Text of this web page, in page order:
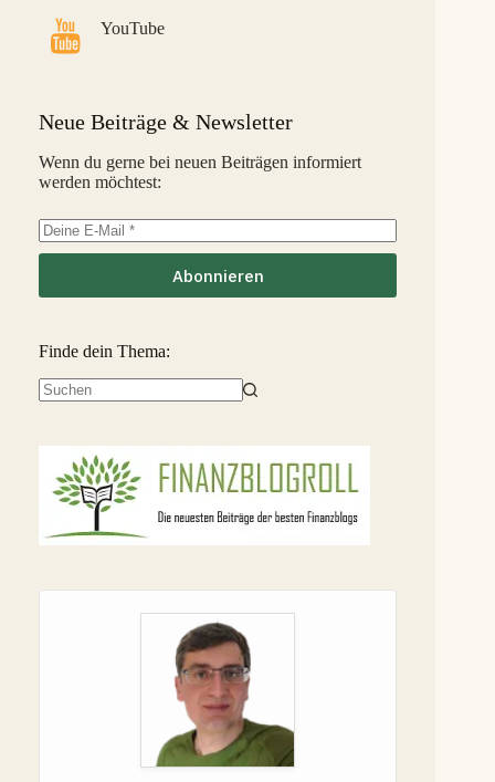
32 Savy
InSoil 2,6 % S
37 Linked Finance -6,3 % S
YouTube
Neue Beiträge & Newsletter
Wenn du gerne bei neuen Beiträgen informiert
werden möchtest:
Abonnieren
Finde dein Thema: